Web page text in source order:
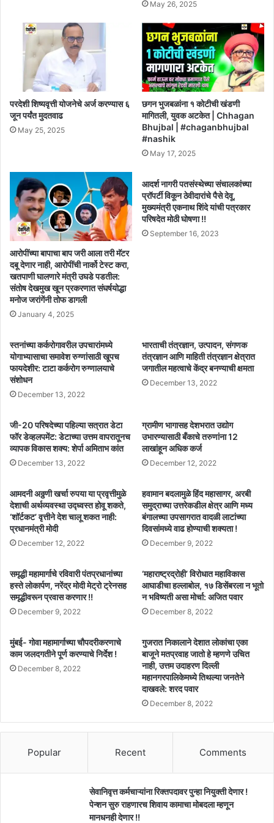
May 26, 2025
परदेशी शिष्यवृत्ती योजनेचे अर्ज करण्यास ६
जून पर्यंत मुदतवाढ
May 25, 2025
छगन भुजबळांना १ कोटीची खंडणी
मागितली, युवक अटकेत | Chhagan
Bhujbal | #chaganbhujbal
#nashik
May 17, 2025
आरोपींच्या बापाचा बाप जरी आला तरी मॅटर
दबू देणार नाही, आरोपींची नार्को टेस्ट करा,
खतपाणी घालणारे मंत्री उघडे पडतील:
संतोष देखमुख खून प्रकरणात संघर्षयोद्धा
मनोज जरांगेंनी तोफ डागली
January 4, 2025
आदर्श नागरी पतसंस्थेच्या संचालकांच्या
प्रॉपर्टी विकून ठेवीदारांचे पैसे देवू,
मुख्यमंत्री एकनाथ शिंदे यांची पत्रकार
परिषदेत मोठी घोषणा !!
September 16, 2023
स्तनांच्या कर्करोगावरील उपचारांमध्ये
योगाभ्यासाचा समावेश रुग्णांसाठी खूपच
फायदेशीर: टाटा कर्करोग रुग्णालयाचे
संशोधन
December 13, 2022
भारताची तंत्रज्ञान, उत्पादन, संगणक
तंत्रज्ञान आणि माहिती तंत्रज्ञान क्षेत्रात
जगातील महत्वाचे केंद्र बनण्याची क्षमता
December 13, 2022
जी-20 परिषदेच्या पहिल्या सत्रात डेटा
फॉर डेव्हलपमेंट: डेटाच्या उत्तम वापरातूनच
व्यापक विकास शक्य: शेर्पा अमिताभ कांत
December 13, 2022
ग्रामीण भागासह देशभरात उद्योग
उभारण्यासाठी बँकाचे तरुणांना 12
लाखांहून अधिक कर्ज
December 12, 2022
आमदनी अठ्ठणी खर्चा रुपया या प्रवृत्तीमुळे
देशाची अर्थव्यवस्था उद्ध्वस्त होवू शकते,
‘शॉर्टकट’ वृत्तीने देश चालू शकत नाही:
प्रधानमंत्री मोदी
December 12, 2022
हवामान बदलामुळे हिंद महासागर, अरबी
समुद्राच्या उत्तरेकडील क्षेत्र आणि मध्य
बंगालच्या उपसागरात वादळी लाटांच्या
दिवसांमध्ये वाढ होण्याची शक्यता !
December 9, 2022
समृद्धी महामार्गाचे रविवारी पंतप्रधानांच्या
हस्ते लोकार्पण, नरेंद्र मोदी मेट्रो ट्रेनसह
समृद्धीवरून प्रवास करणार !!
December 9, 2022
‘महाराष्ट्रद्रोही’ विरोधात महाविकास
आघाडीचा हल्लाबोल, १७ डिसेंबरला न भूतो
न भविष्यती असा मोर्चा: अजित पवार
December 8, 2022
मुंबई- गोवा महामार्गाच्या चौपदरीकरणाचे
काम जलदगतीने पूर्ण करण्याचे निर्देश !
December 8, 2022
गुजरात निकालाने देशात लोकांचा एका
बाजूने मतप्रवाह जातो हे म्हणणे उचित
नाही, उत्तम उदाहरण दिल्ली
महानगरपालिकेमध्ये तिथल्या जनतेने
दाखवले: शरद पवार
December 8, 2022
Popular Recent Comments
सेवानिवृत्त कर्मचाऱ्यांना रिक्तपदावर पुन्हा नियुक्ती देणार !
पेन्शन सुरु राहणारच शिवाय कामाचा मोबदला म्हणून
मानधनही देणार !!